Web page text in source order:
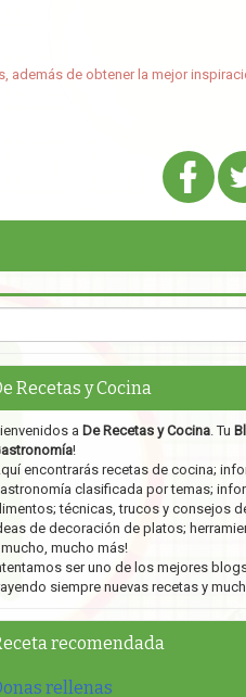
además de obtener la mejor
Recetas y Cocina
a De Recetas y Cocina. Tu
!
encontrarás recetas de cocina;
clasificada por temas;
técnicas, trucos y consejos
de decoración de platos;
mucho más!
ser uno de los mejores
siempre nuevas recetas y
recomendada
rellenas